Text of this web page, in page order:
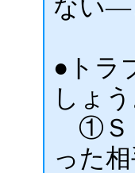
ない―
●トラ
しょう
①Ｓ
った